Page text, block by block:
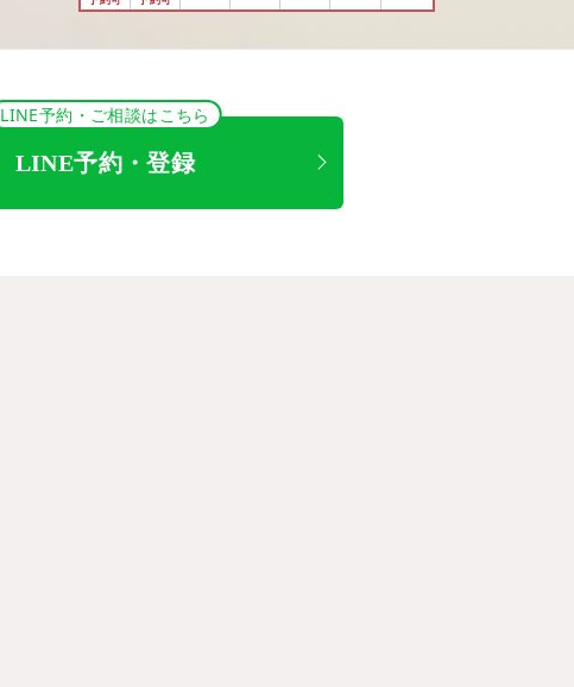
LINE予約・ご相談はこちら
LINE予約・登録